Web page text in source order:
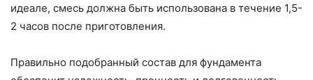
идеале, смесь должна быть использована в течение 1,5-
2 часов после приготовления.
Правильно подобранный состав для фундамента